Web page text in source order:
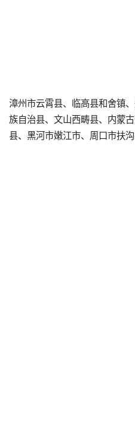
漳州市云霄县、临高县和舍镇
族自治县、文山西畴县、内蒙
县、黑河市嫩江市、周口市扶